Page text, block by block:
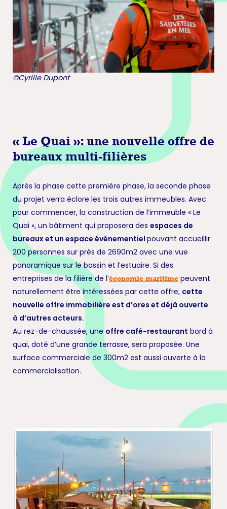
©Cyrille Dupont
« Le Quai »: une nouvelle offre de
bureaux multi-filières
Après la phase cette première phase, la seconde phase
du projet verra éclore les trois autres immeubles. Avec
pour commencer, la construction de l’immeuble « Le
Quai », un bâtiment qui proposera des espaces de
bureaux et un espace événementiel pouvant accueillir
200 personnes sur près de 2690m2 avec une vue
panoramique sur le bassin et l’estuaire. Si des
entreprises de la filière de l’économie maritime peuvent
naturellement être intéressées par cette offre, cette
nouvelle offre immobilière est d’ores et déjà ouverte
à d’autres acteurs.
Au rez-de-chaussée, une offre café-restaurant bord à
quai, doté d’une grande terrasse, sera proposée. Une
surface commerciale de 300m2 est aussi ouverte à la
commercialisation.